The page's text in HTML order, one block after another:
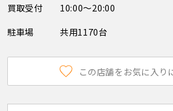
買取受付
10:00～20:00
駐車場
共用1170台
この店舗をお気に入り